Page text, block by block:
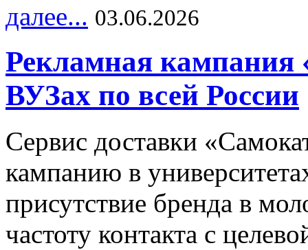
далее... 03.06.2026
Рекламная кампания
ВУЗах по всей России
Сервис доставки
кампанию в
присутствие бренда в
частоту контакта с